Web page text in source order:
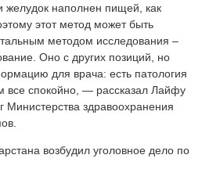
желудок наполнен пищей, как
этот метод может быть
методом исследования –
Оно с других позиций, но
для врача: есть патология
все спокойно , — рассказал Лайфу
Министерства здравоохранения
возбудил уголовное дело по